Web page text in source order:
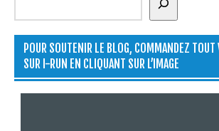
POUR SOUTENIR LE BLOG, COMMANDEZ TOUT
SUR I-RUN EN CLIQUANT SUR L’IMAGE